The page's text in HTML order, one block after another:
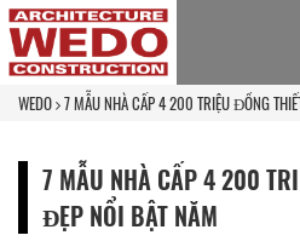
WEDO 7 MẪU NHÀ CẤP 4 200 TRIỆU ĐỒNG
7 MẪU NHÀ CẤP 4 200
ĐẸP NỔI BẬT NĂM